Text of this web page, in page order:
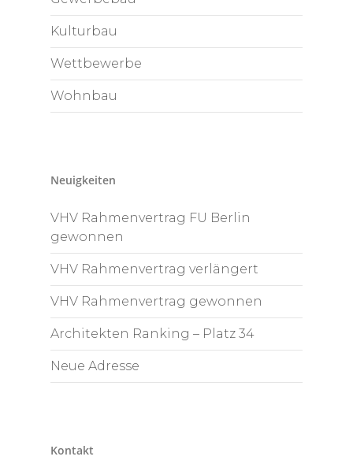
Kulturbau
Wettbewerbe
Wohnbau
Neuigkeiten
VHV Rahmenvertrag FU Berlin
gewonnen
VHV Rahmenvertrag verlängert
VHV Rahmenvertrag gewonnen
Architekten Ranking – Platz 34
Neue Adresse
Kontakt